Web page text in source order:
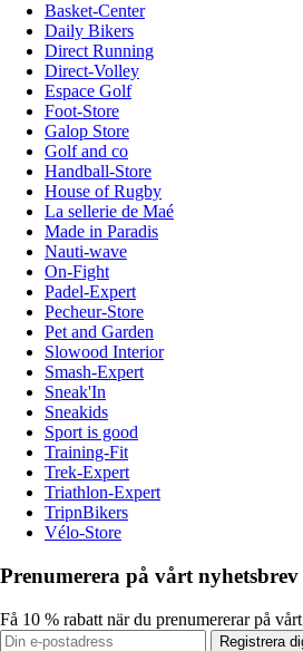
Basket-Center
Daily Bikers
Direct Running
Direct-Volley
Espace Golf
Foot-Store
Galop Store
Golf and co
Handball-Store
House of Rugby
La sellerie de Maé
Made in Paradis
Nauti-wave
On-Fight
Padel-Expert
Pecheur-Store
Pet and Garden
Slowood Interior
Smash-Expert
Sneak'In
Sneakids
Sport is good
Training-Fit
Trek-Expert
Triathlon-Expert
TripnBikers
Vélo-Store
Prenumerera på vårt nyhetsbrev
Få 10 % rabatt när du prenumererar på
Registrera